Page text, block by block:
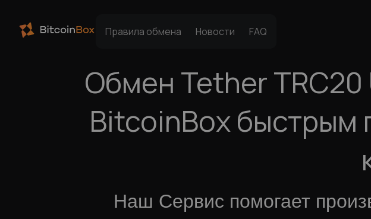
Правила обмена Новости FAQ
Обмен Tether TRC20
BitcoinBox быстрым
Наш Сервис помогает